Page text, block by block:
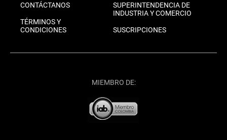
CONTÁCTANOS
TÉRMINOS Y
CONDICIONES
SUPERINTENDENCIA DE
INDUSTRIA Y COMERCIO
SUSCRIPCIONES
MIEMBRO DE: